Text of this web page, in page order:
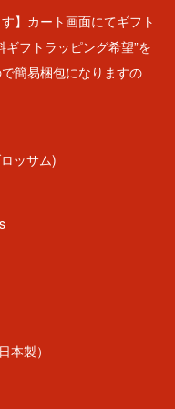
】カート画面にてギフト
フトラッピング希望”を
簡易梱包になりますの
ッサム)
製）